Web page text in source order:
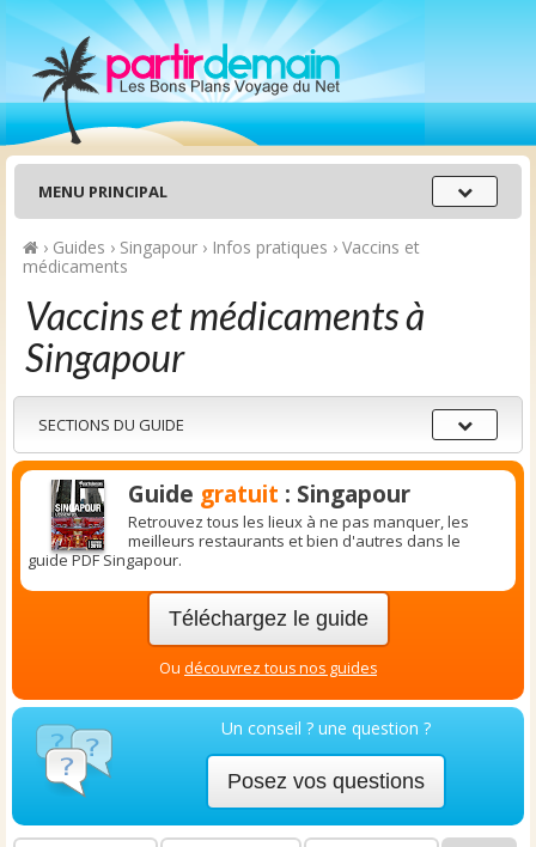
Menu
principal
MENU PRINCIPAL
› Guides › Singapour › Infos pratiques › Vaccins et
médicaments
Vaccins et médicaments à
Singapour
Sections
du
guide
SECTIONS DU GUIDE
Guide gratuit : Singapour
Retrouvez tous les lieux à ne pas manquer, les
meilleurs restaurants et bien d'autres dans le
guide PDF Singapour.
Téléchargez le guide
Ou découvrez tous nos guides
Un conseil ? une question ?
Posez vos questions